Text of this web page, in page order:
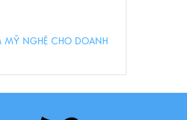
MỸ NGHỆ CHO DOANH